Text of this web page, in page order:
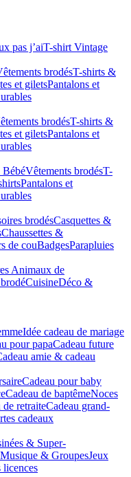
pas j’aiT-shirt Vintage
brodésT-shirts &
et giletsPantalons et
brodésT-shirts &
et giletsPantalons et
BébéVêtements brodésT-
Pantalons et
brodésCasquettes &
Chaussettes &
de couBadgesParapluies
Animaux de
CuisineDéco &
Idée cadeau de mariage​
pour papaCadeau future
amie & cadeau
Cadeau pour baby
Cadeau de baptêmeNoces
de retraiteCadeau grand-
cadeaux
& Super-
Musique & GroupesJeux
licences